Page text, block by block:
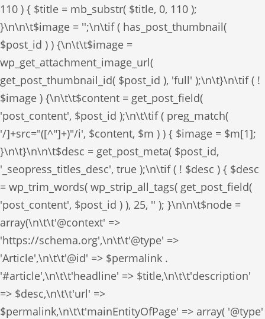
110 ) { $title = mb_substr( $title, 0, 110 );
}\n\n\t$image = '';\n\tif ( has_post_thumbnail(
$post_id ) ) {\n\t\t$image =
wp_get_attachment_image_url(
get_post_thumbnail_id( $post_id ), 'full' );\n\t}\n\tif ( !
$image ) {\n\t\t$content = get_post_field(
'post_content', $post_id );\n\t\tif ( preg_match(
'/]+src="([^"]+)"/i', $content, $m ) ) { $image = $m[1];
}\n\t}\n\n\t$desc = get_post_meta( $post_id,
'_seopress_titles_desc', true );\n\tif ( ! $desc ) { $desc
= wp_trim_words( wp_strip_all_tags( get_post_field(
'post_content', $post_id ) ), 25, '' ); }\n\n\t$node =
array(\n\t\t'@context' =>
'https://schema.org',\n\t\t'@type' =>
'Article',\n\t\t'@id' => $permalink .
'#article',\n\t\t'headline' => $title,\n\t\t'description'
=> $desc,\n\t\t'url' =>
$permalink,\n\t\t'mainEntityOfPage' => array( '@type'